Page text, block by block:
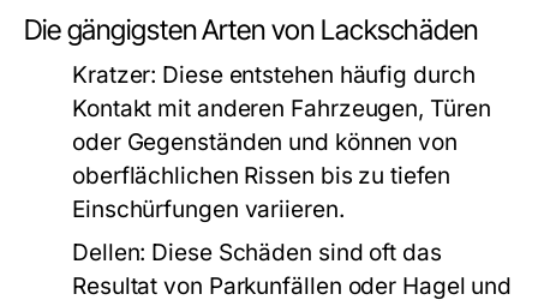
Die gängigsten Arten von Lackschäden
Kratzer: Diese entstehen häufig durch
Kontakt mit anderen Fahrzeugen, Türen
oder Gegenständen und können von
oberflächlichen Rissen bis zu tiefen
Einschürfungen variieren.
Dellen: Diese Schäden sind oft das
Resultat von Parkunfällen oder Hagel und